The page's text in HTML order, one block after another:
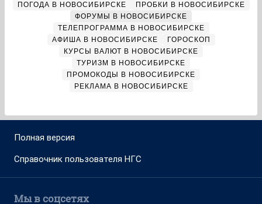
ПОГОДА В НОВОСИБИРСКЕ
ПРОБКИ В НОВОСИБИРСКЕ
ФОРУМЫ В НОВОСИБИРСКЕ
ТЕЛЕПРОГРАММА В НОВОСИБИРСКЕ
АФИША В НОВОСИБИРСКЕ
ГОРОСКОП
КУРСЫ ВАЛЮТ В НОВОСИБИРСКЕ
ТУРИЗМ В НОВОСИБИРСКЕ
ПРОМОКОДЫ В НОВОСИБИРСКЕ
РЕКЛАМА В НОВОСИБИРСКЕ
Полная версия
Справочник пользователя НГС
Мы в соцсетях